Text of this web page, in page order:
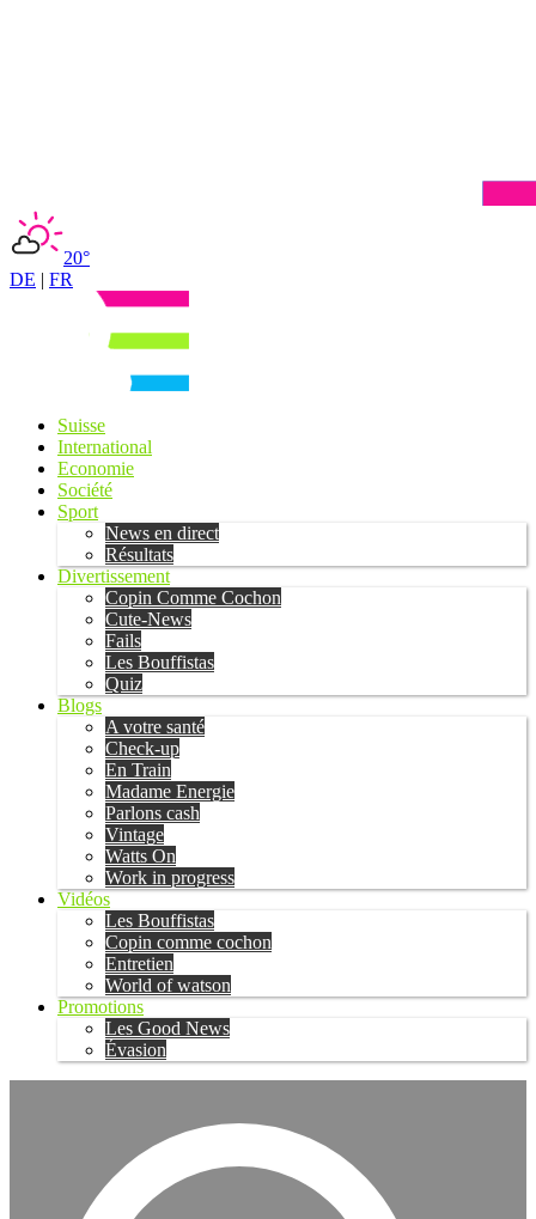
20°
DE | FR
Suisse
International
Economie
Société
Sport
News en direct
Résultats
Divertissement
Copin Comme Cochon
Cute-News
Fails
Les Bouffistas
Quiz
Blogs
A votre santé
Check-up
En Train
Madame Energie
Parlons cash
Vintage
Watts On
Work in progress
Vidéos
Les Bouffistas
Copin comme cochon
Entretien
World of watson
Promotions
Les Good News
Évasion